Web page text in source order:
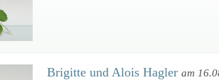
Brigitte und Alois Hagler am